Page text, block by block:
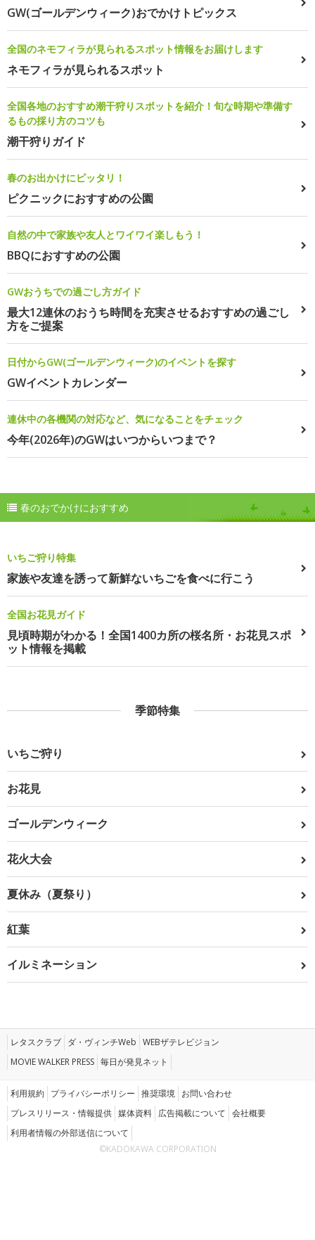
GW(ゴールデンウィーク)おでかけトピックス
全国のネモフィラが見られるスポット情報をお届けします
ネモフィラが見られるスポット
全国各地のおすすめ潮干狩りスポットを紹介！旬な時期や準備す
るもの採り方のコツも
潮干狩りガイド
春のお出かけにピッタリ！
ピクニックにおすすめの公園
自然の中で家族や友人とワイワイ楽しもう！
BBQにおすすめの公園
GWおうちでの過ごし方ガイド
最大12連休のおうち時間を充実させるおすすめの過ごし
方をご提案
日付からGW(ゴールデンウィーク)のイベントを探す
GWイベントカレンダー
連休中の各機関の対応など、気になることをチェック
今年(2026年)のGWはいつからいつまで？
春のおでかけにおすすめ
いちご狩り特集
家族や友達を誘って新鮮ないちごを食べに行こう
全国お花見ガイド
見頃時期がわかる！全国1400カ所の桜名所・お花見スポ
ット情報を掲載
季節特集
いちご狩り
お花見
ゴールデンウィーク
花火大会
夏休み（夏祭り）
紅葉
イルミネーション
レタスクラブ ダ・ヴィンチWeb WEBザテレビジョン
MOVIE WALKER PRESS 毎日が発見ネット
利用規約 プライバシーポリシー 推奨環境 お問い合わせ
プレスリリース・情報提供 媒体資料 広告掲載について 会社概要
利用者情報の外部送信について
©KADOKAWA CORPORATION